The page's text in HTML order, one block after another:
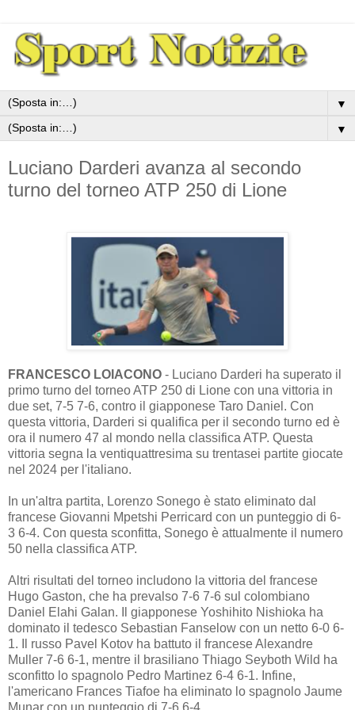
▼
▼
Luciano Darderi avanza al secondo
turno del torneo ATP 250 di Lione
FRANCESCO LOIACONO - Luciano Darderi ha superato il
primo turno del torneo ATP 250 di Lione con una vittoria in
due set, 7-5 7-6, contro il giapponese Taro Daniel. Con
questa vittoria, Darderi si qualifica per il secondo turno ed è
ora il numero 47 al mondo nella classifica ATP. Questa
vittoria segna la ventiquattresima su trentasei partite giocate
nel 2024 per l'italiano.
In un'altra partita, Lorenzo Sonego è stato eliminato dal
francese Giovanni Mpetshi Perricard con un punteggio di 6-
3 6-4. Con questa sconfitta, Sonego è attualmente il numero
50 nella classifica ATP.
Altri risultati del torneo includono la vittoria del francese
Hugo Gaston, che ha prevalso 7-6 7-6 sul colombiano
Daniel Elahi Galan. Il giapponese Yoshihito Nishioka ha
dominato il tedesco Sebastian Fanselow con un netto 6-0 6-
1. Il russo Pavel Kotov ha battuto il francese Alexandre
Muller 7-6 6-1, mentre il brasiliano Thiago Seyboth Wild ha
sconfitto lo spagnolo Pedro Martinez 6-4 6-1. Infine,
l'americano Frances Tiafoe ha eliminato lo spagnolo Jaume